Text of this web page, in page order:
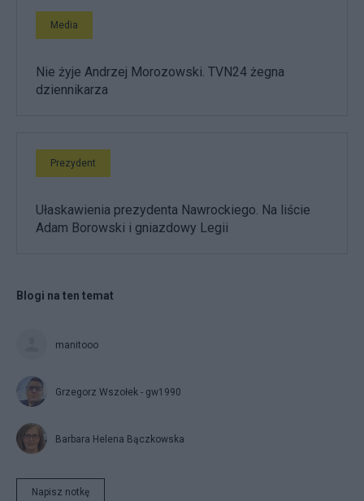
Media
Nie żyje Andrzej Morozowski. TVN24 żegna
dziennikarza
Prezydent
Ułaskawienia prezydenta Nawrockiego. Na liście
Adam Borowski i gniazdowy Legii
Blogi na ten temat
manitooo
Grzegorz Wszołek - gw1990
Barbara Helena Bączkowska
Napisz notkę